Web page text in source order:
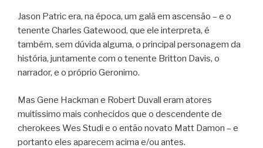
Jason Patric era, na época, um galã em ascensão – e o
tenente Charles Gatewood, que ele interpreta, é
também, sem dúvida alguma, o principal personagem da
história, juntamente com o tenente Britton Davis, o
narrador, e o próprio Geronimo.
Mas Gene Hackman e Robert Duvall eram atores
muitíssimo mais conhecidos que o descendente de
cherokees Wes Studi e o então novato Matt Damon – e
portanto eles aparecem acima e/ou antes.